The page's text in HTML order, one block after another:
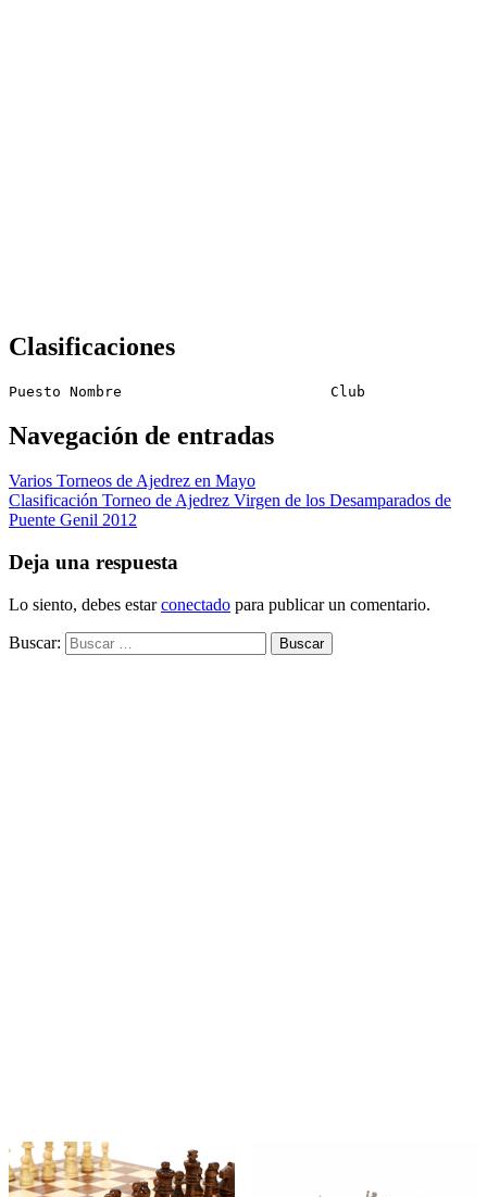
Clasificaciones
Puesto Nombre                        Club
Navegación de entradas
Varios Torneos de Ajedrez en Mayo
Clasificación Torneo de Ajedrez Virgen de los Desamparados de
Puente Genil 2012
Deja una respuesta
Lo siento, debes estarconectado para publicar un comentario.
Buscar: